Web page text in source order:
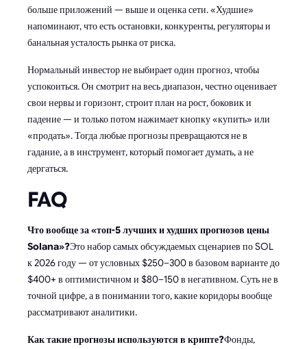
больше приложений — выше и оценка сети. «Худшие»
напоминают, что есть остановки, конкуренты, регуляторы и
банальная усталость рынка от риска.
Нормальный инвестор не выбирает один прогноз, чтобы
успокоиться. Он смотрит на весь диапазон, честно оценивает
свои нервы и горизонт, строит план на рост, боковик и
падение — и только потом нажимает кнопку «купить» или
«продать». Тогда любые прогнозы превращаются не в
гадание, а в инструмент, который помогает думать, а не
дергаться.
FAQ
Что вообще за «топ-5 лучших и худших прогнозов цены
Solana»?Это набор самых обсуждаемых сценариев по SOL
к 2026 году — от условных $250–300 в базовом варианте до
$400+ в оптимистичном и $80–150 в негативном. Суть не в
точной цифре, а в понимании того, какие коридоры вообще
рассматривают аналитики.
Как такие прогнозы используются в крипте?Фонды,